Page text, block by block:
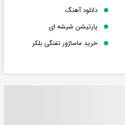
دانلود آهنگ
پارتیشن شیشه ای
خرید ماساژور تفنگی بلکر